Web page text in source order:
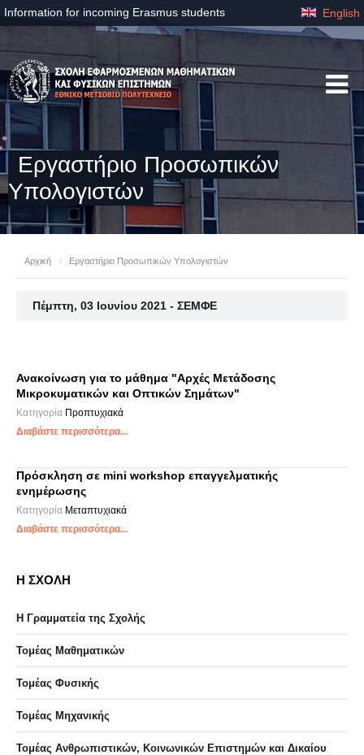
Information for incoming Erasmus students English
Eργαστήριo Προσωπικών
Υπολογιστών
Αρχική / Eργαστήριo Προσωπικών Υπολογιστών
Πέμπτη, 03 Ιουνίου 2021 - ΣΕΜΦΕ
Ανακοίνωση για το μάθημα "Αρχές Μετάδοσης
Μικροκυματικών και Οπτικών Σημάτων"
Κατηγορία Προπτυχιακά
Διαβάστε περισσότερα...
Πρόσκληση σε mini workshop επαγγελματικής
ενημέρωσης
Κατηγορία Μεταπτυχιακά
Διαβάστε περισσότερα...
Η ΣΧΟΛΗ
Η Γραμματεία της Σχολής
Τομέας Μαθηματικών
Τομέας Φυσικής
Τομέας Μηχανικής
Τομέας Ανθρωπιστικών, Κοινωνικών Επιστημών και Δικαίου